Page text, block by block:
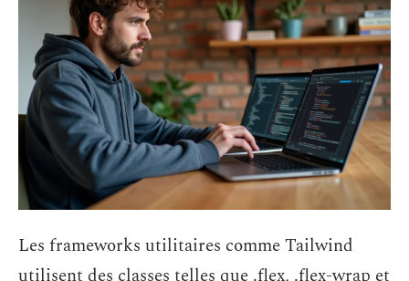
Les frameworks utilitaires comme Tailwind
utilisent des classes telles que .flex, .flex-wrap et